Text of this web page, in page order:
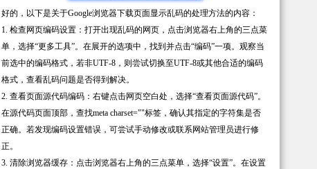
好的，以下是关于Google浏览器下载页面显示乱码的处理方法的内容：
1. 检查网页编码设置：打开出现乱码的网页，点击浏览器右上角的三点菜
单，选择“更多工具”。在展开的选项中，找到并点击“编码”一项。观察当
前选中的编码格式，若非UTF-8，则尝试切换至UTF-8或其他合适的编码
格式，查看乱码问题是否得到解决。
2. 查看页面源代码编码：右键点击网页空白处，选择“查看页面源代码”。
在源代码页面顶部，查找meta charset=""标签，确认其指定的字符集是否
正确。若发现编码设置错误，可尝试手动修改或联系网站管理员进行修
正。
3. 清除浏览器缓存：点击浏览器右上角的三点菜单，选择“设置”。在设置